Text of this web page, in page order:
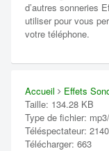
d’autres sonneries
utiliser pour vous
votre téléphone.
Accueil Effets
Taille: 134.28 KB
Type de fichier:
Téléspectateur: 2140
Télécharger: 663